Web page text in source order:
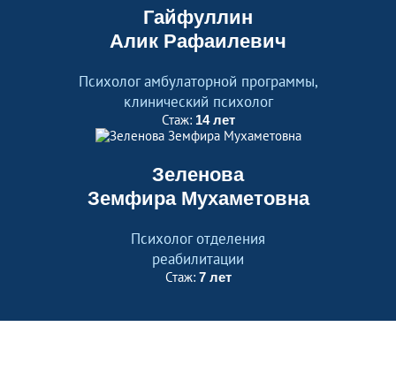
Гайфуллин
Алик Рафаилевич
Психолог амбулаторной программы,
клинический психолог
Стаж: 14 лет
Зеленова
Земфира Мухаметовна
Психолог отделения
реабилитации
Стаж: 7 лет